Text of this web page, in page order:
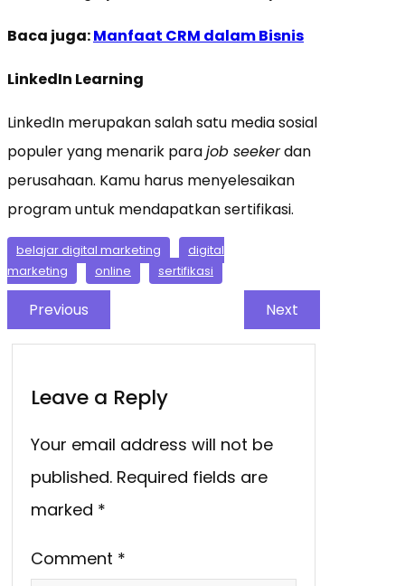
Baca juga:Manfaat CRM dalam Bisnis
LinkedIn Learning
LinkedIn merupakan salah satu media sosial
populer yang menarik parajob seekerdan
perusahaan. Kamu harus menyelesaikan
program untuk mendapatkan sertifikasi.
belajar digital marketing
digital
marketing
online sertifikasi
Previous Next
Leave a Reply
Your email address will not be
published. Required fields are
marked *
Comment *